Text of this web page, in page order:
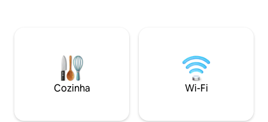
Cozinha Wi-Fi